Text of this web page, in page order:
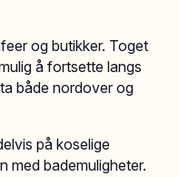
og butikker. Toget
å fortsette langs
både nordover og
på koselige
med bademuligheter.